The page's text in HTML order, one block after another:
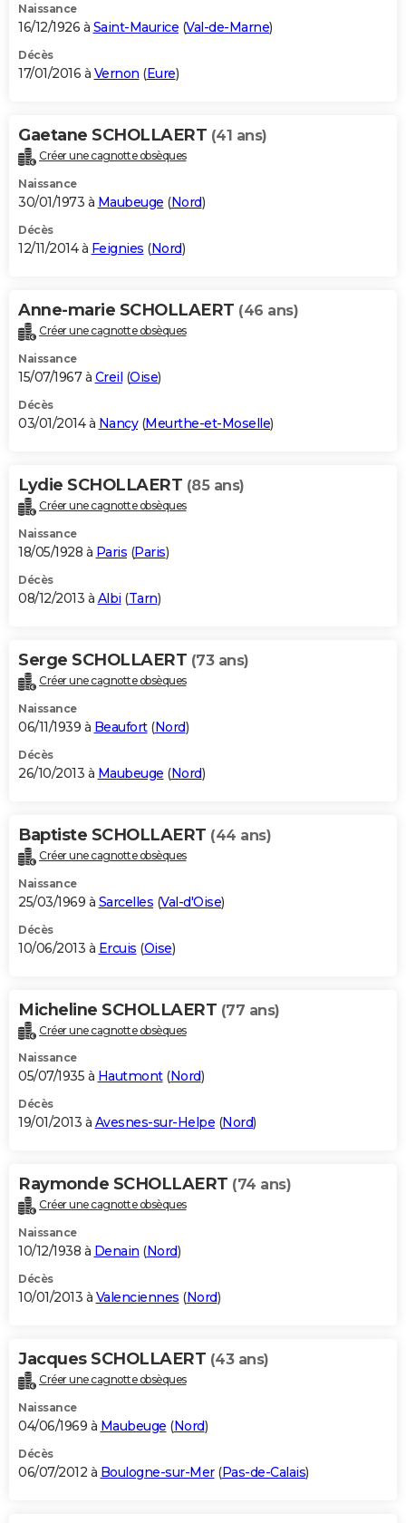
Naissance
16/12/1926 à Saint-Maurice (Val-de-Marne)
Décès
17/01/2016 à Vernon (Eure)
Gaetane SCHOLLAERT (41 ans)
Créer une cagnotte obsèques
Naissance
30/01/1973 à Maubeuge (Nord)
Décès
12/11/2014 à Feignies (Nord)
Anne-marie SCHOLLAERT (46 ans)
Créer une cagnotte obsèques
Naissance
15/07/1967 à Creil (Oise)
Décès
03/01/2014 à Nancy(Meurthe-et-Moselle)
Lydie SCHOLLAERT (85 ans)
Créer une cagnotte obsèques
Naissance
18/05/1928 à Paris (Paris)
Décès
08/12/2013 à Albi (Tarn)
Serge SCHOLLAERT (73 ans)
Créer une cagnotte obsèques
Naissance
06/11/1939 à Beaufort(Nord)
Décès
26/10/2013 à Maubeuge (Nord)
Baptiste SCHOLLAERT (44 ans)
Créer une cagnotte obsèques
Naissance
25/03/1969 à Sarcelles (Val-d'Oise)
Décès
10/06/2013 à Ercuis (Oise)
Micheline SCHOLLAERT (77 ans)
Créer une cagnotte obsèques
Naissance
05/07/1935 à Hautmont(Nord)
Décès
19/01/2013 à Avesnes-sur-Helpe (Nord)
Raymonde SCHOLLAERT (74 ans)
Créer une cagnotte obsèques
Naissance
10/12/1938 à Denain (Nord)
Décès
10/01/2013 à Valenciennes (Nord)
Jacques SCHOLLAERT (43 ans)
Créer une cagnotte obsèques
Naissance
04/06/1969 à Maubeuge (Nord)
Décès
06/07/2012 à Boulogne-sur-Mer(Pas-de-Calais)